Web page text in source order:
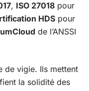
, ISO 27018 pour
HDS pour
de l’ANSSI
de vigie. Ils mettent
la solidité des